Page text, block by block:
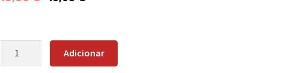
Quantidade
Adicionar